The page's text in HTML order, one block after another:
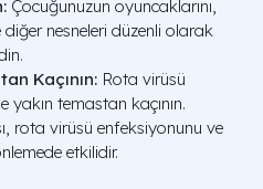
Çocuğunuzun oyuncaklarını,
nesneleri düzenli olarak
Kaçının: Rota virüsü
yakın temastan kaçının.
rota virüsü enfeksiyonunu ve
etkilidir.